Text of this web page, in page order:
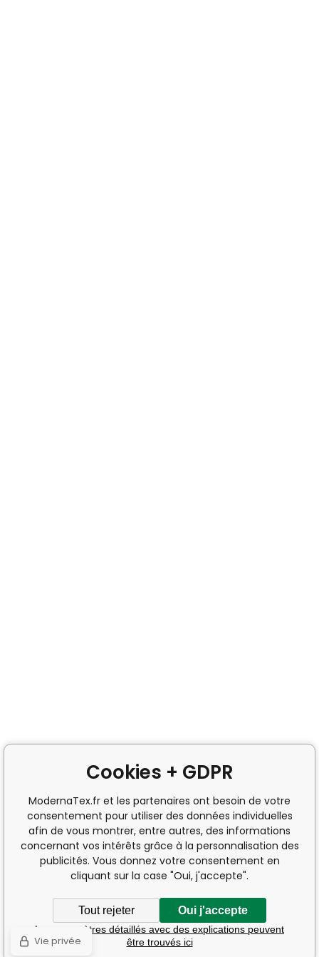
Cookies + GDPR
ModernaTex.fr et les partenaires ont besoin de votre
consentement pour utiliser des données individuelles
afin de vous montrer, entre autres, des informations
concernant vos intérêts grâce à la personnalisation des
publicités. Vous donnez votre consentement en
cliquant sur la case "Oui, j'accepte".
Tout rejeter Oui j'accepte
Les paramètres détaillés avec des explications peuvent
être trouvés ici
Vie privée